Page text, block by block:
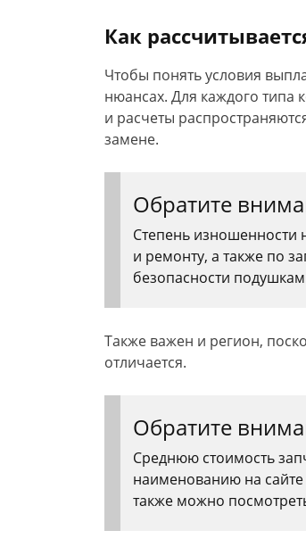
Как
Чтобы понять условия
нюансах. Для каждого типа
и расчеты
замене.
Обратите
Степень изношенности
и ремонту, а также по
безопасности
Также важен и регион,
отличается.
Обратите
Среднюю стоимость
наименованию на
также можно